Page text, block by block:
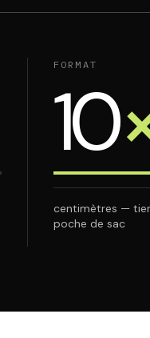
FORMAT
10
centimètres —
poche de sac